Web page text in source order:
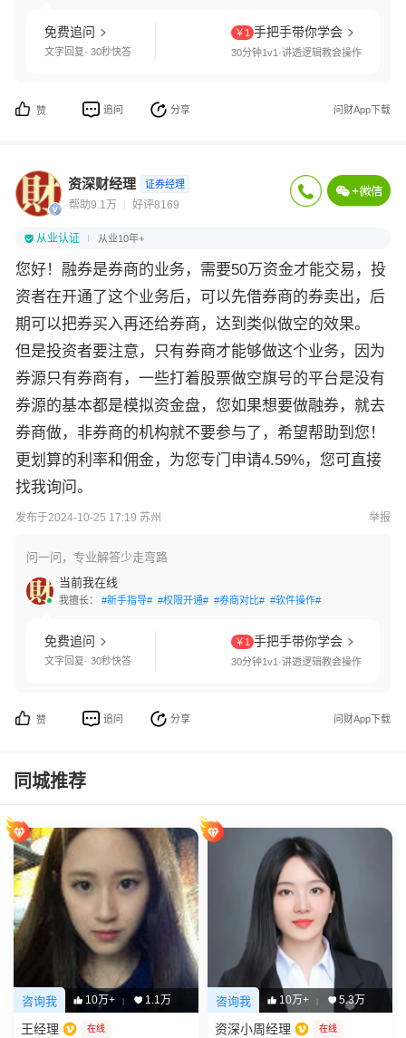
免费追问
文字回复· 30秒快答
￥1 手把手带你学会
30分钟1v1·讲透逻辑教会操作
赞 追问 分享 问财App下载
资深财经理 证券经理
帮助9.1万 好评8169
从业认证 从业10年+
您好！ 融券是券商的业务，需要50万资金才能交易，投
资者在开通了这个业务后，可以先借券商的券卖出，后
期可以把券买入再还给券商，达到类似做空的效果。
但是投资者要注意，只有券商才能够做这个业务，因为
券源只有券商有，一些打着股票做空旗号的平台是没有
券源的基本都是模拟资金盘，您如果想要做融券，就去
券商做，非券商的机构就不要参与了，希望帮助到您！
更划算的利率和佣金，为您专门申请4.59%，您可直接
找我询问。
发布于2024-10-25 17:19 苏州 举报
问一问，专业解答少走弯路
当前我在线
我擅长： #新手指导# #权限开通# #券商对比# #软件操作#
免费追问
文字回复· 30秒快答
￥1 手把手带你学会
30分钟1v1·讲透逻辑教会操作
赞 追问 分享 问财App下载
同城推荐
咨询我 10万+ | 1.1万
王经理 在线
咨询我 10万+ | 5.3万
资深小周经理 在线